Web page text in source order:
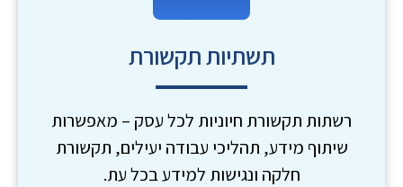
תשתיות תקשורת
רשתות תקשורת חיוניות לכל עסק – מאפשרות
שיתוף מידע, תהליכי עבודה יעילים, תקשורת
חלקה ונגישות למידע בכל עת.